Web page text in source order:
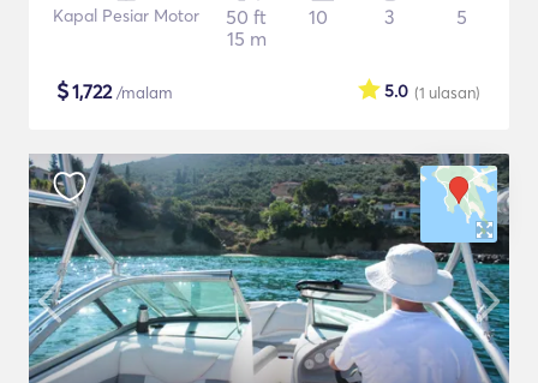
Kapal Pesiar Motor
50 ft
15 m
10 3 5
$1,722/malam (1 ulasan)
5.0